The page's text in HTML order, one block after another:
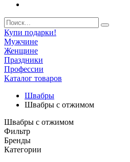
Купи подарки!
Мужчине
Женщине
Праздники
Профессии
Каталог товаров
Швабры
Швабры с отжимом
Швабры с отжимом
Фильтр
Бренды
Категории